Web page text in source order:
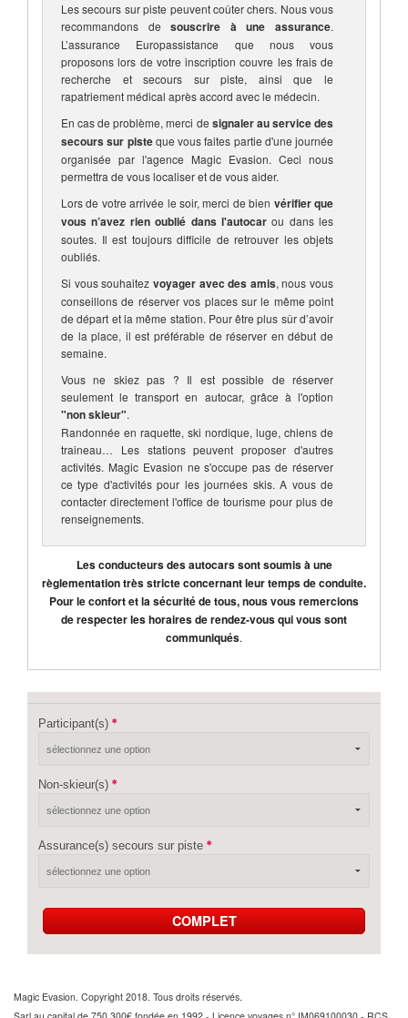
Les secours sur piste peuvent coûter chers. Nous vous
recommandons desouscrire à une assurance.
L’assurance Europassistance que nous vous
proposons lors de votre inscription couvre les frais de
recherche et secours sur piste, ainsi que le
rapatriement médical après accord avec le médecin.
En cas de problème, merci de signaler au service des
secours sur pisteque vous faites partie d'une journée
organisée par l'agence Magic Evasion. Ceci nous
permettra de vous localiser et de vous aider.
Lors de votre arrivée le soir, merci de bien vérifier que
vous n’avez rien oublié dans l'autocarou dans les
soutes. Il est toujours difficile de retrouver les objets
oubliés.
Si vous souhaitez voyager avec des amis, nous vous
conseillons de réserver vos places sur le même point
de départ et la même station. Pour être plus sûr d’avoir
de la place, il est préférable de réserver en début de
semaine.
Vous ne skiez pas ? Il est possible de réserver
seulement le transport en autocar, grâce à l'option
"non skieur".
Randonnée en raquette, ski nordique, luge, chiens de
traineau… Les stations peuvent proposer d'autres
activités. Magic Evasion ne s'occupe pas de réserver
ce type d'activités pour les journées skis. A vous de
contacter directement l'office de tourisme pour plus de
renseignements.
Les conducteurs des autocars sont soumis à une
règlementation très stricte concernant leur temps de conduite.
Pour le confort et la sécurité de tous, nous vous remercions
de respecter les horaires de rendez-vous qui vous sont
communiqués.
Participant(s)
Non-skieur(s)
Assurance(s) secours sur piste
COMPLET
Magic Evasion. Copyright 2018. Tous droits réservés.